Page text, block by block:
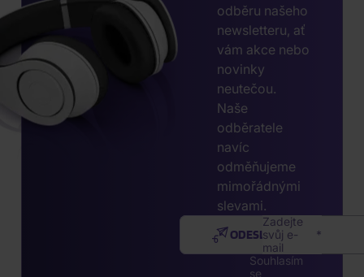
odběru našeho
newsletteru, ať
vám akce nebo
novinky
neutečou.
Naše
odběratele
navíc
odměňujeme
mimořádnými
slevami.
Zadejte
svůj e-
mail
ODESLAT
Souhlasím
se